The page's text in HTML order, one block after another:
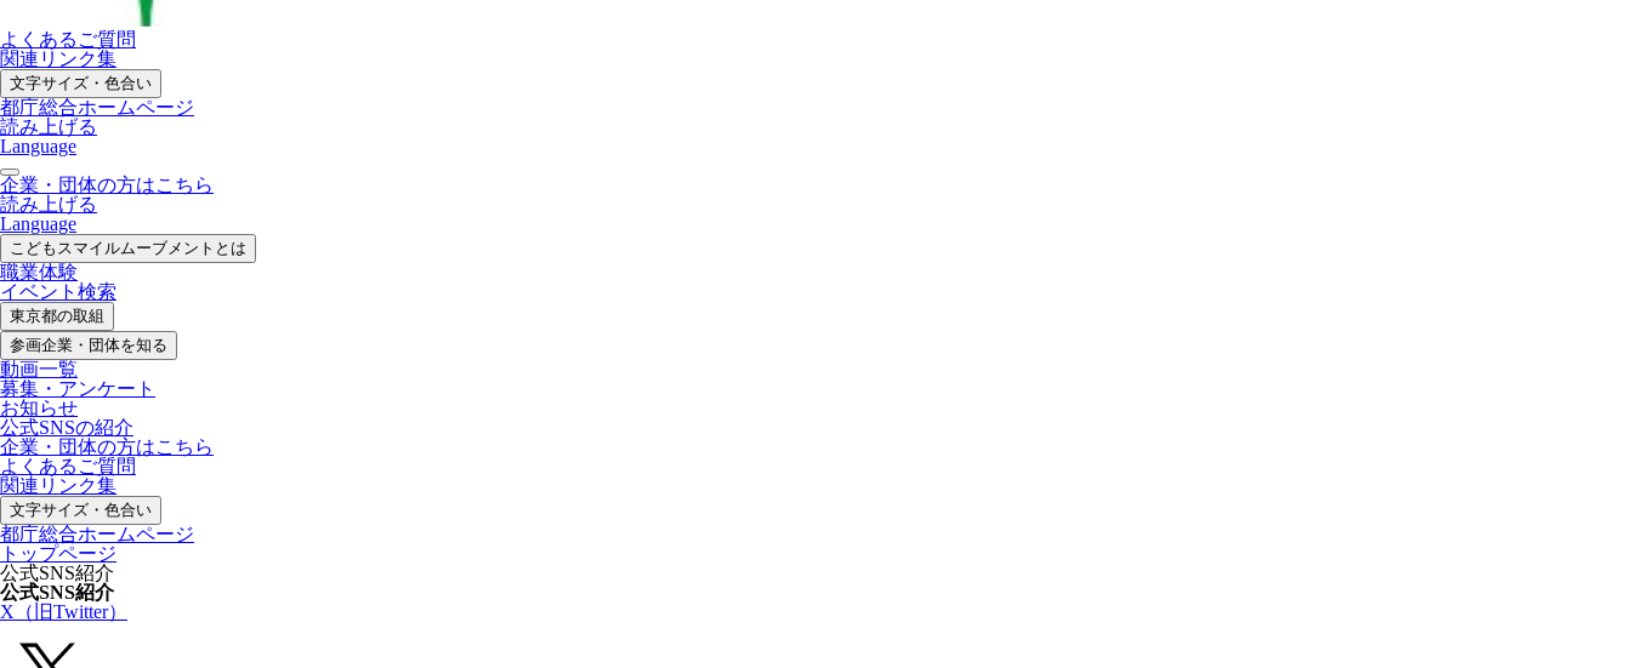
よくあるご質問
関連リンク集
文字サイズ・色合い
都庁総合ホームページ
読み上げる
Language
企業・団体の方はこちら
読み上げる
Language
こどもスマイルムーブメントとは
職業体験
イベント検索
東京都の取組
参画企業・ 団体を知る
動画一覧
募集・ アンケート
お知らせ
公式SNSの紹介
企業・団体の方はこちら
よくあるご質問
関連リンク集
文字サイズ・色合い
都庁総合ホームページ
トップページ
公式SNS紹介
公式SNS紹介
X（旧Twitter）